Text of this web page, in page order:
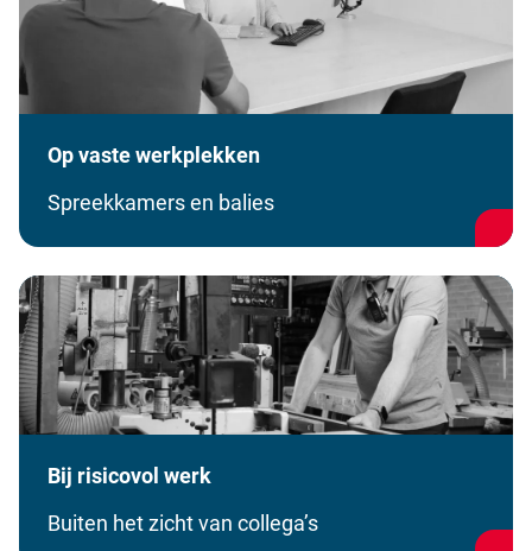
Op vaste werkplekken
Spreekkamers en balies
Bij risicovol werk
Buiten het zicht van collega’s